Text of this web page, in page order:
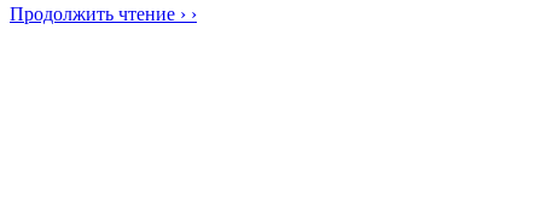
Продолжить чтение › ›